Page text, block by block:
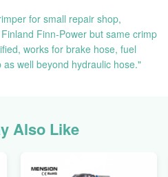
for small repair shop,
Finn-Power but same crimp
works for brake hose, fuel
well beyond hydraulic hose."
Also Like